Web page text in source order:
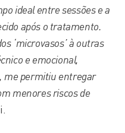
ideal entre sessões e a
após o tratamento.
‘microvasos’ à outras
e emocional,
me permitiu entregar
menores riscos de